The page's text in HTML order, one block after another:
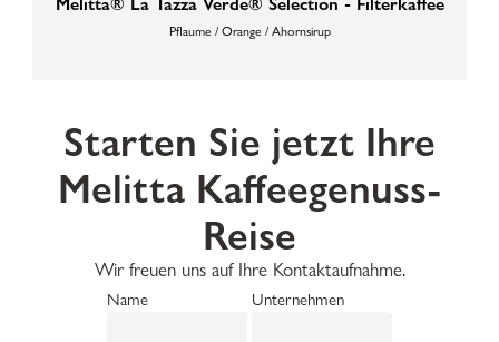
Pflaume / Orange / Ahornsirup
Starten Sie jetzt Ihre
Melitta Kaffeegenuss-
Reise
Wir freuen uns auf Ihre Kontaktaufnahme.
Name Unternehmen